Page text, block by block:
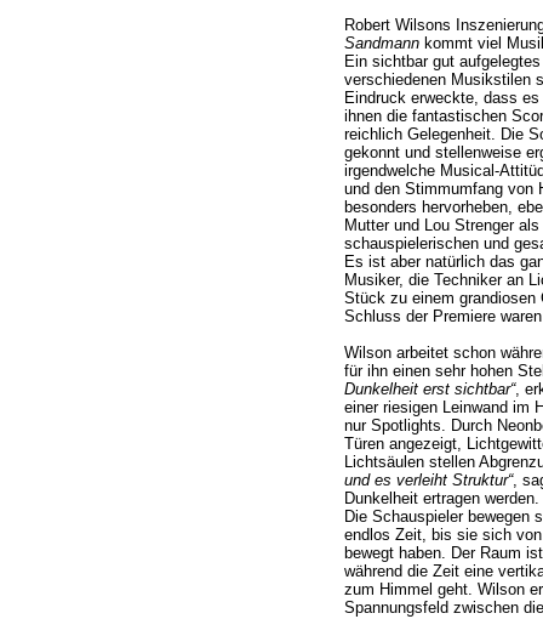
Robert Wilsons
Sandmannkommt viel
Ein sichtbar gut
verschiedenen Musikstilen
Eindruck erweckte, dass
ihnen die fantastischen
reichlich Gelegenheit. Die
gekonnt und stellenweise
irgendwelche Musical-
und den Stimmumfang von
besonders hervorheben,
Mutter und Lou Strenger
schauspielerischen und
Es ist aber natürlich das
Musiker, die Techniker an
Stück zu einem grandiosen
Schluss der Premiere
Wilson arbeitet schon
für ihn einen sehr hohen
Dunkelheit erst sichtbar“,
einer riesigen Leinwand im
nur Spotlights. Durch
Türen angezeigt,
Lichtsäulen stellen
und es verleiht Struktur“,
Dunkelheit ertragen
Die Schauspieler bewegen
endlos Zeit, bis sie sich
bewegt haben. Der Raum
während die Zeit eine
zum Himmel geht. Wilson
Spannungsfeld zwischen